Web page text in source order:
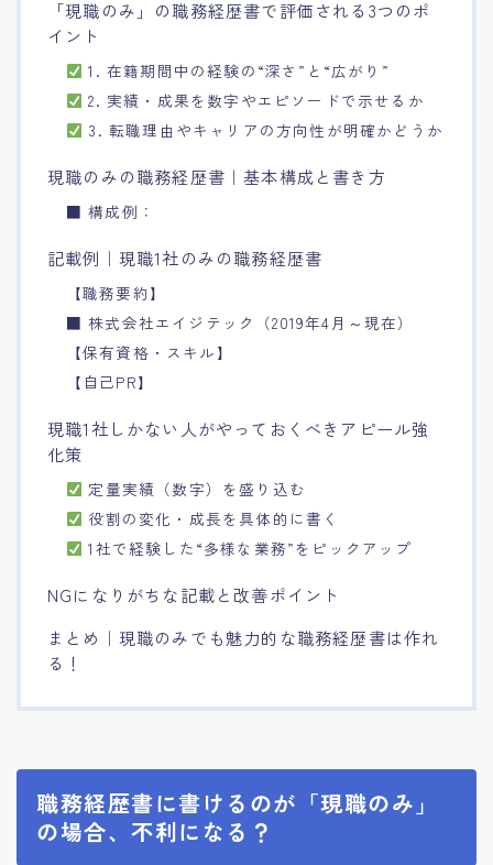
「現職のみ」の職務経歴書で評価される3つのポ
イント
1. 在籍期間中の経験の“深さ”と“広がり”
2. 実績・成果を数字やエピソードで示せるか
3. 転職理由やキャリアの方向性が明確かどうか
現職のみの職務経歴書｜基本構成と書き方
■ 構成例：
記載例｜現職1社のみの職務経歴書
【職務要約】
■ 株式会社エイジテック（2019年4月～現在）
【保有資格・スキル】
【自己PR】
現職1社しかない人がやっておくべきアピール強
化策
定量実績（数字）を盛り込む
役割の変化・成長を具体的に書く
1社で経験した“多様な業務”をピックアップ
NGになりがちな記載と改善ポイント
まとめ｜現職のみでも魅力的な職務経歴書は作れ
る！
職務経歴書に書けるのが「現職のみ」
の場合、不利になる？